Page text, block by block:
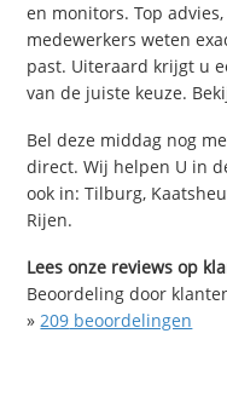
en monitors. Top
medewerkers weten
past. Uiteraard krijgt u
van de juiste keuze.
Bel deze middag nog
direct. Wij helpen U in
ook in: Tilburg,
Rijen.
Lees onze reviews op
Beoordeling door
» 209 beoordelingen